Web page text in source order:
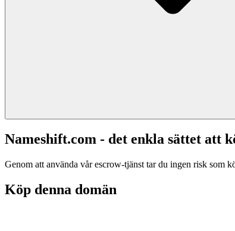
Nameshift.com - det enkla sättet att
Genom att använda vår escrow-tjänst tar du ingen risk som
Köp denna domän